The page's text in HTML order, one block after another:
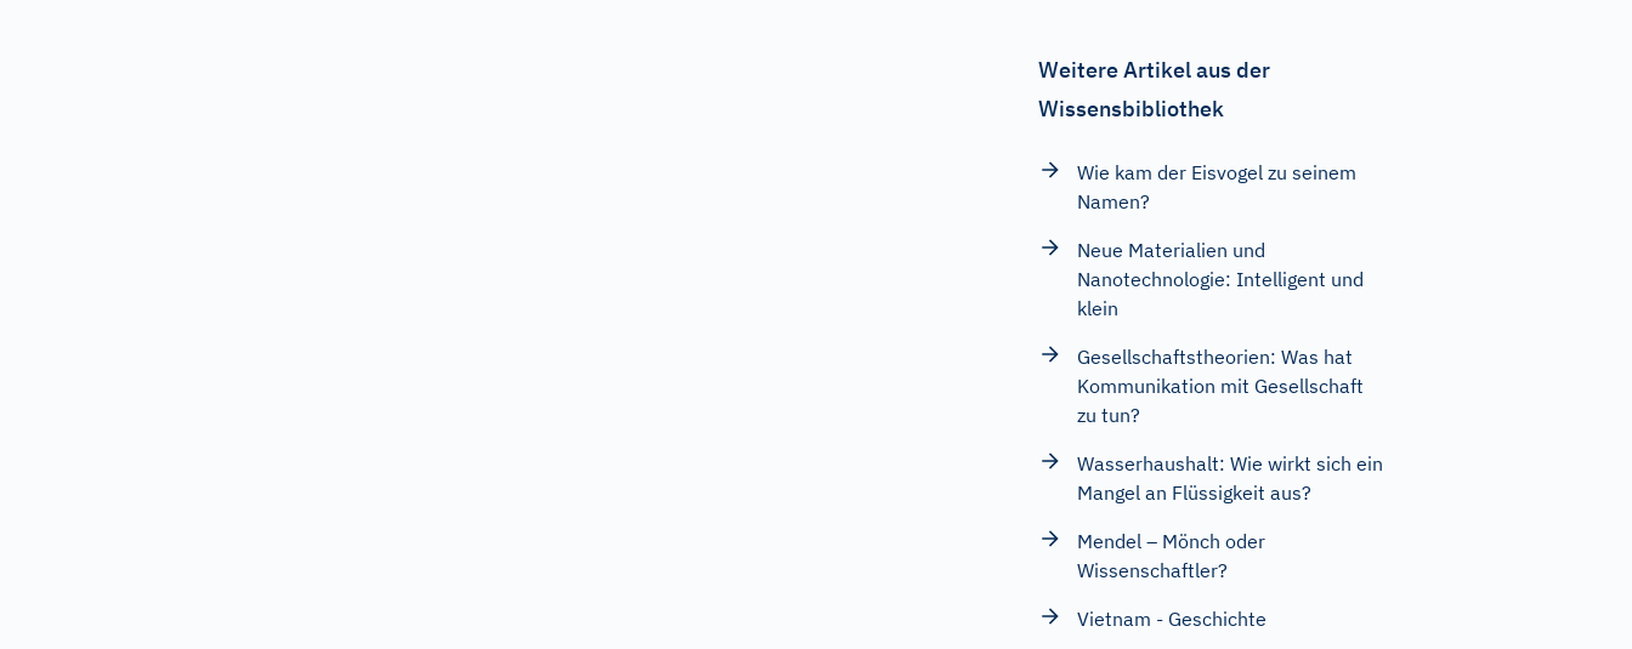
Weitere Artikel aus der
Wissensbibliothek
Wie kam der Eisvogel zu seinem
Namen?
Neue Materialien und
Nanotechnologie: Intelligent und
klein
Gesellschaftstheorien: Was hat
Kommunikation mit Gesellschaft
zu tun?
Wasserhaushalt: Wie wirkt sich ein
Mangel an Flüssigkeit aus?
Mendel – Mönch oder
Wissenschaftler?
Vietnam - Geschichte